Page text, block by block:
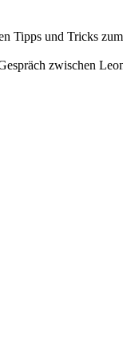
Tipps und Tricks
zwischen